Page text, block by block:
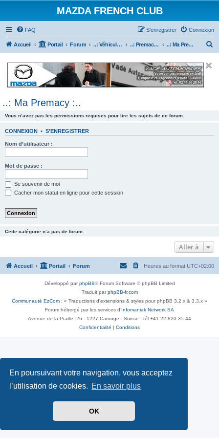
En poursuivant votre navigation, vous acceptez
l’utilisation de cookies. En savoir plus
OK
MAZDA FRENCH CLUB
FAQ Connexion
S’enregistrer
Accueil Portail Forum ..: Véhicules Mazda ancien (<2003) :.. ..: Premacy :.. ..: Ma Premacy :..
e
..: Ma Premacy :..
Vous n’avez pas les permissions requises pour lire les sujets de ce forum.
CONNEXION • S’ENREGISTRER
Nom d’utilisateur :
Mot de passe :
Se souvenir de moi
Cacher mon statut en ligne pour cette session
Cette catégorie n’a pas de forum.
Aller à
Accueil Portail Forum Heures au format UTC+02:00
Développé parphpBB® Forum Software © phpBB Limited
Traduit parphpBB-fr.com
Communauté EzCom : « Traductions d'extensions & styles pour phpBB 3.2.x & 3.3.x »
Forum hébergé par les services d’ Infomaniak Network SA
Avenue de la Praille, 26 - 1227 Carouge - Suisse - tél +41 22 820 35 44
Confidentialité
Conditions